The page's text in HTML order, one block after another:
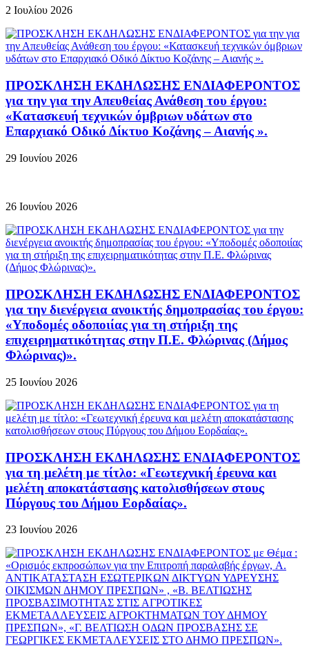
2 Ιουλίου 2026
ΠΡΟΣΚΛΗΣΗ ΕΚΔΗΛΩΣΗΣ ΕΝΔΙΑΦΕΡΟΝΤΟΣ
για την για την Απευθείας Ανάθεση του έργου:
«Κατασκευή τεχνικών όμβριων υδάτων στο
Επαρχιακό Οδικό Δίκτυο Κοζάνης – Αιανής ».
29 Ιουνίου 2026
26 Ιουνίου 2026
ΠΡΟΣΚΛΗΣΗ ΕΚΔΗΛΩΣΗΣ ΕΝΔΙΑΦΕΡΟΝΤΟΣ
για την διενέργεια ανοικτής δημοπρασίας του έργου:
«Υποδομές οδοποιίας για τη στήριξη της
επιχειρηματικότητας στην Π.Ε. Φλώρινας (Δήμος
Φλώρινας)».
25 Ιουνίου 2026
ΠΡΟΣΚΛΗΣΗ ΕΚΔΗΛΩΣΗΣ ΕΝΔΙΑΦΕΡΟΝΤΟΣ
για τη μελέτη με τίτλο: «Γεωτεχνική έρευνα και
μελέτη αποκατάστασης κατολισθήσεων στους
Πύργους του Δήμου Εορδαίας».
23 Ιουνίου 2026